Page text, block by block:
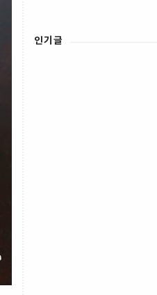
인기글